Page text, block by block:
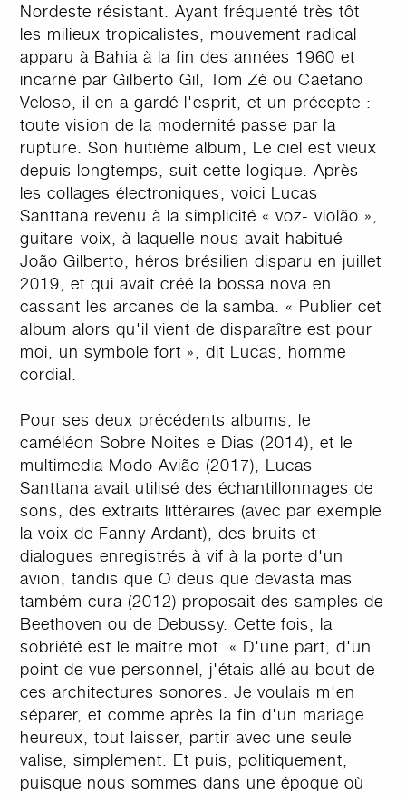
Nordeste résistant. Ayant fréquenté très tôt
les milieux tropicalistes, mouvement radical
apparu à Bahia à la fin des années 1960 et
incarné par Gilberto Gil, Tom Zé ou Caetano
Veloso, il en a gardé l'esprit, et un précepte :
toute vision de la modernité passe par la
rupture. Son huitième album, Le ciel est vieux
depuis longtemps, suit cette logique. Après
les collages électroniques, voici Lucas
Santtana revenu à la simplicité « voz- violão »,
guitare-voix, à laquelle nous avait habitué
João Gilberto, héros brésilien disparu en juillet
2019, et qui avait créé la bossa nova en
cassant les arcanes de la samba. « Publier cet
album alors qu'il vient de disparaître est pour
moi, un symbole fort », dit Lucas, homme
cordial.
Pour ses deux précédents albums, le
caméléon Sobre Noites e Dias (2014), et le
multimedia Modo Avião (2017), Lucas
Santtana avait utilisé des échantillonnages de
sons, des extraits littéraires (avec par exemple
la voix de Fanny Ardant), des bruits et
dialogues enregistrés à vif à la porte d'un
avion, tandis que O deus que devasta mas
também cura (2012) proposait des samples de
Beethoven ou de Debussy. Cette fois, la
sobriété est le maître mot. « D'une part, d'un
point de vue personnel, j'étais allé au bout de
ces architectures sonores. Je voulais m'en
séparer, et comme après la fin d'un mariage
heureux, tout laisser, partir avec une seule
valise, simplement. Et puis, politiquement,
puisque nous sommes dans une époque où